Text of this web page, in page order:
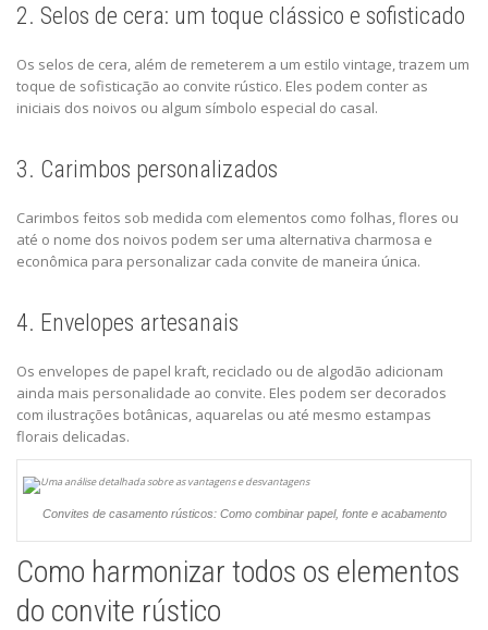
2. Selos de cera: um toque clássico e sofisticado
Os selos de cera, além de remeterem a um estilo vintage, trazem um
toque de sofisticação ao convite rústico. Eles podem conter as
iniciais dos noivos ou algum símbolo especial do casal.
3. Carimbos personalizados
Carimbos feitos sob medida com elementos como folhas, flores ou
até o nome dos noivos podem ser uma alternativa charmosa e
econômica para personalizar cada convite de maneira única.
4. Envelopes artesanais
Os envelopes de papel kraft, reciclado ou de algodão adicionam
ainda mais personalidade ao convite. Eles podem ser decorados
com ilustrações botânicas, aquarelas ou até mesmo estampas
florais delicadas.
Convites de casamento rústicos: Como combinar papel, fonte e acabamento
Como harmonizar todos os elementos
do convite rústico